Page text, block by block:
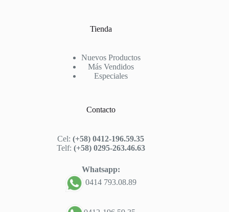
Tienda
Nuevos Productos
Más Vendidos
Especiales
Contacto
Cel:(+58) 0412-196.59.35
Telf: (+58) 0295-263.46.63
Whatsapp:
0414 793.08.89